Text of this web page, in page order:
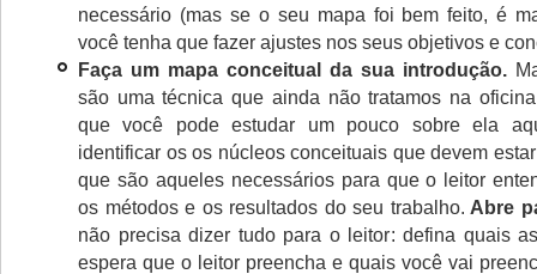
necessário (mas se o seu mapa foi bem feito, é
você tenha que fazer ajustes nos seus objetivos e
Faça um mapa conceitual da sua introdução.
são uma técnica que ainda não tratamos na
que você pode estudar um pouco sobre ela
identificar os os núcleos conceituais que devem
que são aqueles necessários para que o leitor
os métodos e os resultados do seu trabalho. Abre
não precisa dizer tudo para o leitor: defina quais as
espera que o leitor preencha e quais você vai